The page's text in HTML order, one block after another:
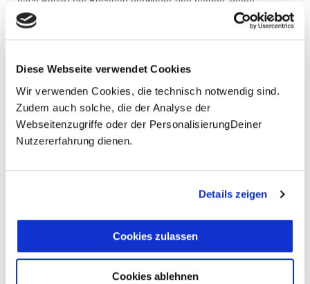
Diese Webseite verwendet Cookies
Wir verwenden Cookies, die technisch notwendig sind.
Zudem auch solche, die der Analyse der
Webseitenzugriffe oder der PersonalisierungDeiner
Nutzererfahrung dienen.
Details zeigen
Cookies zulassen
Cookies ablehnen
reduzierten oder den gesamten Einzelzimmerzuschlag.
Finden wir eine/n Partner/in, dann erhältst Du den
Zuschlag zurück.
Unsere Reisen und Seminare sind nicht barrierefrei.
Fragen zur Buchung?
+49 (0)711 - 6583 80 80
Reise: Island - Die Höhepunkte des Südens aktiv,
Mindestteilnehmerzahl 8